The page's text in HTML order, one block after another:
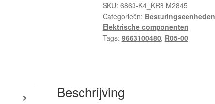
SKU: 6863-K4_KR3 M2845
Categorieën: Besturingseenheden
Elektrische componenten
Tags: 9663100480, R05-00
Beschrijving